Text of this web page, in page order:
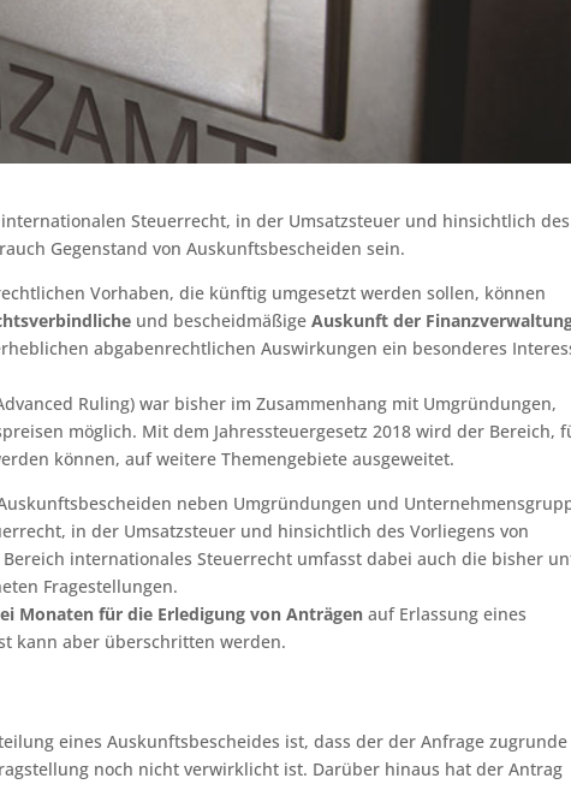
Steuerrecht, in der Umsatzsteuer und hinsichtlich des
Gegenstand von Auskunftsbescheiden sein.
Vorhaben, die künftig umgesetzt werden sollen, können
und bescheidmäßigeAuskunft der
abgabenrechtlichen Auswirkungen ein besonderes
Ruling) war bisher im Zusammenhang mit Umgründungen,
möglich. Mit dem Jahressteuergesetz 2018 wird der Bereich,
können, auf weitere Themengebiete ausgeweitet.
neben Umgründungen und
in der Umsatzsteuer und hinsichtlich des Vorliegens von
internationales Steuerrecht umfasst dabei auch die bisher
Fragestellungen.
Monaten für die Erledigung von Anträgen auf Erlassung eines
kann aber überschritten werden.
eines Auskunftsbescheides ist, dass der der Anfrage zugrunde
noch nicht verwirklicht ist. Darüber hinaus hat der Antrag